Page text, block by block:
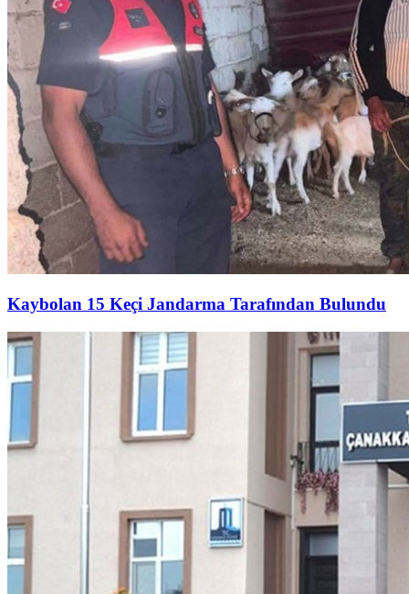
Kaybolan 15 Keçi Jandarma Tarafından Bulundu